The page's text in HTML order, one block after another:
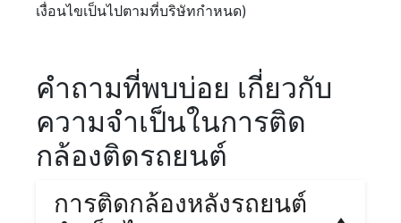
เงื่อนไขเป็นไปตามที่บริษัทกำหนด)
คำถามที่พบบ่อย เกี่ยวกับ
ความจำเป็นในการติด
กล้องติดรถยนต์
การติดกล้องหลังรถยนต์